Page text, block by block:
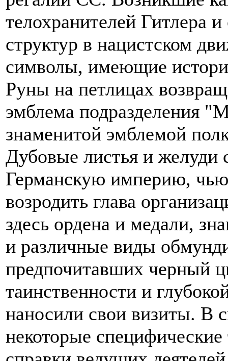
телохранителей Гитлера
структур в нацистском
символы, имеющие
Руны на петлицах
эмблема подразделения
знаменитой эмблемой
Дубовые листья и желуди
Германскую империю,
возродить глава
здесь ордена и медали,
и различные виды
предпочитавших черный
таинственности и
наносили свои визиты. В
некоторые